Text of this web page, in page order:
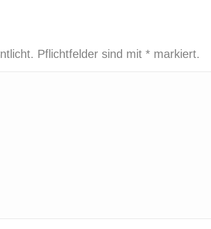
Pflichtfelder sind mit * markiert.